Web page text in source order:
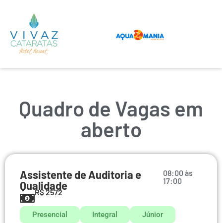
Quadro de Vagas em
aberto
Assistente de Auditoria e
Qualidade
08:00 às
17:00
R$ 2572
Presencial Integral Júnior